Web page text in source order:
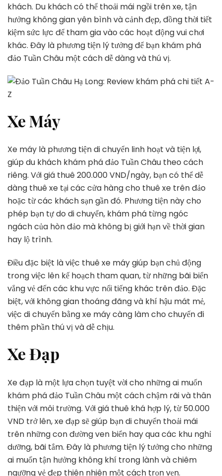
khách. Du khách có thể thoải mái ngồi trên xe, tận
hưởng không gian yên bình và cảnh đẹp, đồng thời tiết
kiệm sức lực để tham gia vào các hoạt động vui chơi
khác. Đây là phương tiện lý tưởng để bạn khám phá
đảo Tuần Châu một cách dễ dàng và thú vị.
Xe Máy
Xe máy là phương tiện di chuyển linh hoạt và tiện lợi,
giúp du khách khám phá đảo Tuần Châu theo cách
riêng. Với giá thuê 200.000 VND/ngày, bạn có thể dễ
dàng thuê xe tại các cửa hàng cho thuê xe trên đảo
hoặc từ các khách sạn gần đó. Phương tiện này cho
phép bạn tự do di chuyển, khám phá từng ngóc
ngách của hòn đảo mà không bị giới hạn về thời gian
hay lộ trình.
Điều đặc biệt là việc thuê xe máy giúp bạn chủ động
trong việc lên kế hoạch tham quan, từ những bãi biển
vắng vẻ đến các khu vực nổi tiếng khác trên đảo. Đặc
biệt, với không gian thoáng đãng và khí hậu mát mẻ,
việc di chuyển bằng xe máy càng làm cho chuyến đi
thêm phần thú vị và dễ chịu.
Xe Đạp
Xe đạp là một lựa chọn tuyệt vời cho những ai muốn
khám phá đảo Tuần Châu một cách chậm rãi và thân
thiện với môi trường. Với giá thuê khá hợp lý, từ 50.000
VND trở lên, xe đạp sẽ giúp bạn di chuyển thoải mái
trên những con đường ven biển hay qua các khu nghỉ
dưỡng, bãi tắm. Đây là phương tiện lý tưởng cho những
ai muốn tận hưởng không khí trong lành và chiêm
ngưỡng vẻ đẹp thiên nhiên một cách trọn vẹn.